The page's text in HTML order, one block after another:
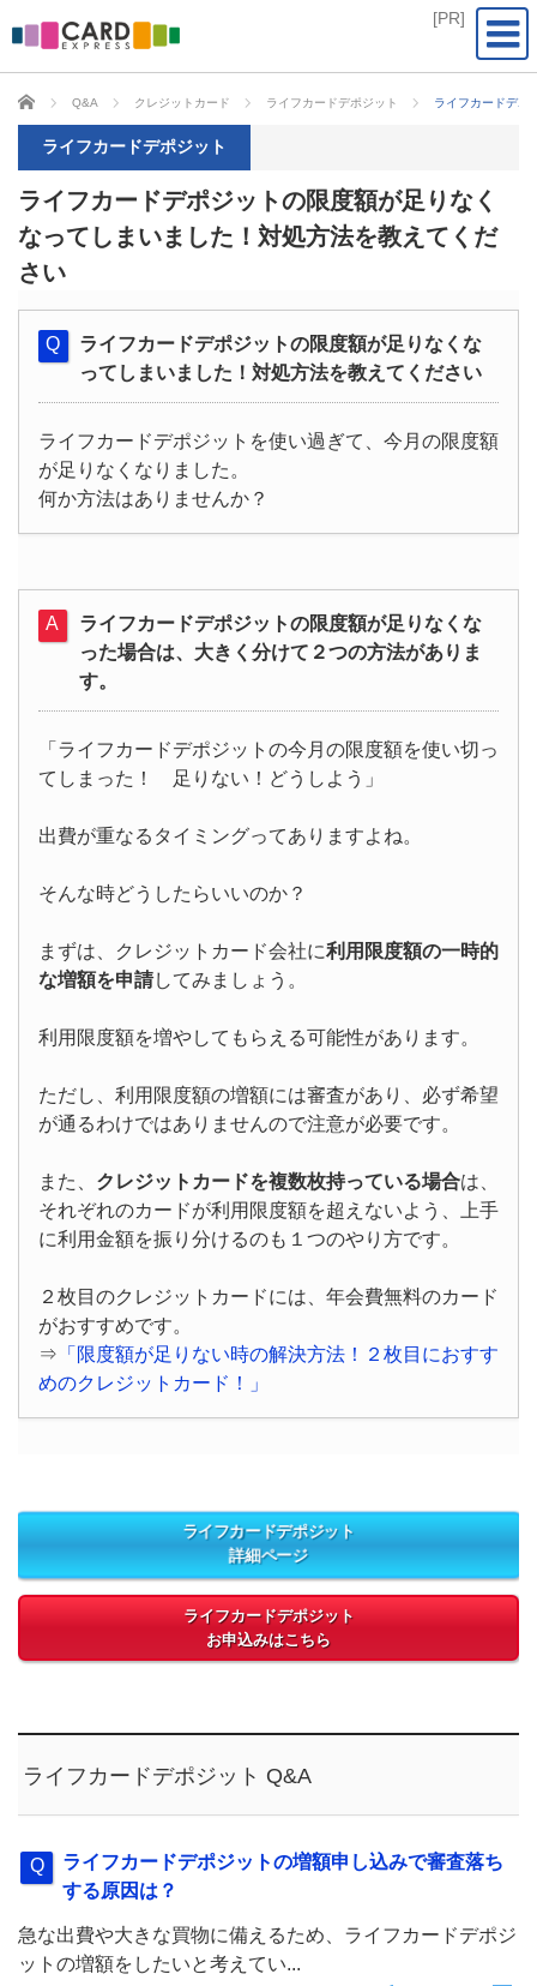
CARD EXPRESS
Q&A クレジットカード ライフカードデポジット ライフカードデポ
ライフカードデポジット
ライフカードデポジットの限度額が足りなく
なってしまいました！対処方法を教えてくだ
さい
ライフカードデポジットの限度額が足りなくな
ってしまいました！対処方法を教えてください
ライフカードデポジットを使い過ぎて、今月の限度額
が足りなくなりました。
何か方法はありませんか？
ライフカードデポジットの限度額が足りなくな
った場合は、大きく分けて２つの方法がありま
す。
「ライフカードデポジットの今月の限度額を使い切っ
てしまった！ 足りない！どうしよう」
出費が重なるタイミングってありますよね。
そんな時どうしたらいいのか？
まずは、クレジットカード会社に利用限度額の一時的
な増額を申請してみましょう。
利用限度額を増やしてもらえる可能性があります。
ただし、利用限度額の増額には審査があり、必ず希望
が通るわけではありませんので注意が必要です。
また、 クレジットカードを複数枚持っている場合は、
それぞれのカードが利用限度額を超えないよう、上手
に利用金額を振り分けるのも１つのやり方です。
２枚目のクレジットカードには、年会費無料のカード
がおすすめです。
⇒ 「限度額が足りない時の解決方法！２枚目におすす
めのクレジットカード！」
ライフカードデポジット
詳細ページ
ライフカードデポジット
お申込みはこちら
ライフカードデポジット Q&A
ライフカードデポジットの増額申し込みで審査落ち
する原因は？
急な出費や大きな買物に備えるため、ライフカードデポジ
ットの増額をしたいと考えてい...